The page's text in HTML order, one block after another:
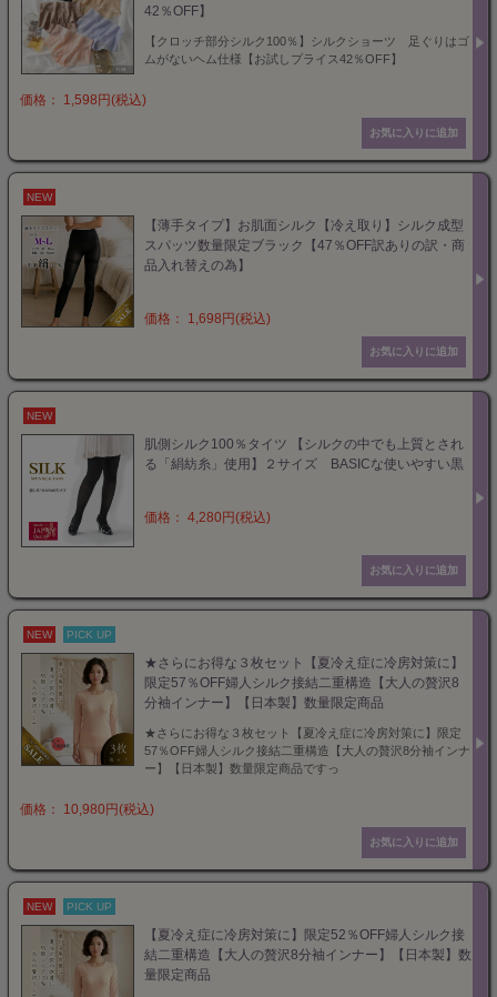
42％OFF】
【クロッチ部分シルク100％】シルクショーツ 足ぐりはゴ
ムがないヘム仕様【お試しプライス42％OFF】
価格： 1,598円(税込)
NEW
【薄手タイプ】お肌面シルク【冷え取り】シルク成型
スパッツ数量限定ブラック【47％OFF訳ありの訳・商
品入れ替えの為】
価格： 1,698円(税込)
NEW
肌側シルク100％タイツ 【シルクの中でも上質とされ
る「絹紡糸」使用】２サイズ BASICな使いやすい黒
価格： 4,280円(税込)
NEW PICK UP
★さらにお得な３枚セット【夏冷え症に冷房対策に】
限定57％OFF婦人シルク接結二重構造【大人の贅沢8
分袖インナー】【日本製】数量限定商品
★さらにお得な３枚セット【夏冷え症に冷房対策に】限定
57％OFF婦人シルク接結二重構造【大人の贅沢8分袖インナ
ー】【日本製】数量限定商品ですっ
価格： 10,980円(税込)
NEW PICK UP
【夏冷え症に冷房対策に】限定52％OFF婦人シルク接
結二重構造【大人の贅沢8分袖インナー】【日本製】数
量限定商品